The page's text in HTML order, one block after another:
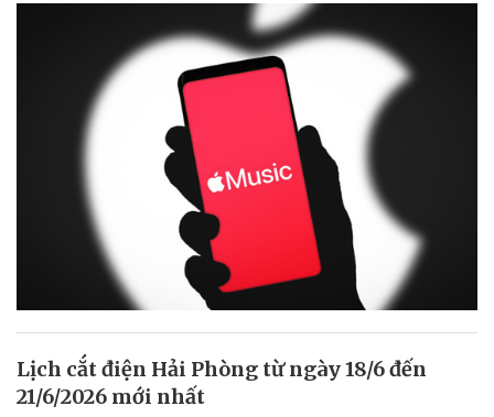
Lịch cắt điện Hải Phòng từ ngày 18/6 đến
21/6/2026 mới nhất